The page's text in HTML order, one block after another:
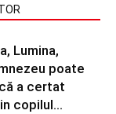
Lumina,
poate
a certat
copilul...